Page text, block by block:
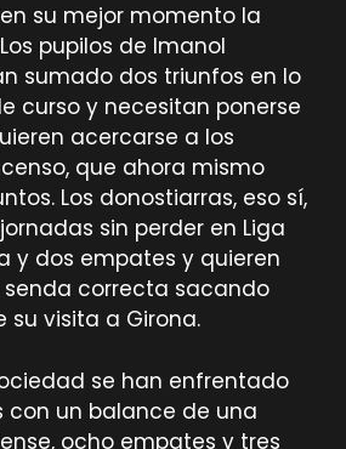
su mejor momento la
pupilos de Imanol
sumado dos triunfos en lo
curso y necesitan ponerse
acercarse a los
que ahora mismo
Los donostiarras, eso sí,
sin perder en Liga
y dos empates y quieren
correcta sacando
su visita a Girona.
se han enfrentado
con un balance de una
ocho empates y tres